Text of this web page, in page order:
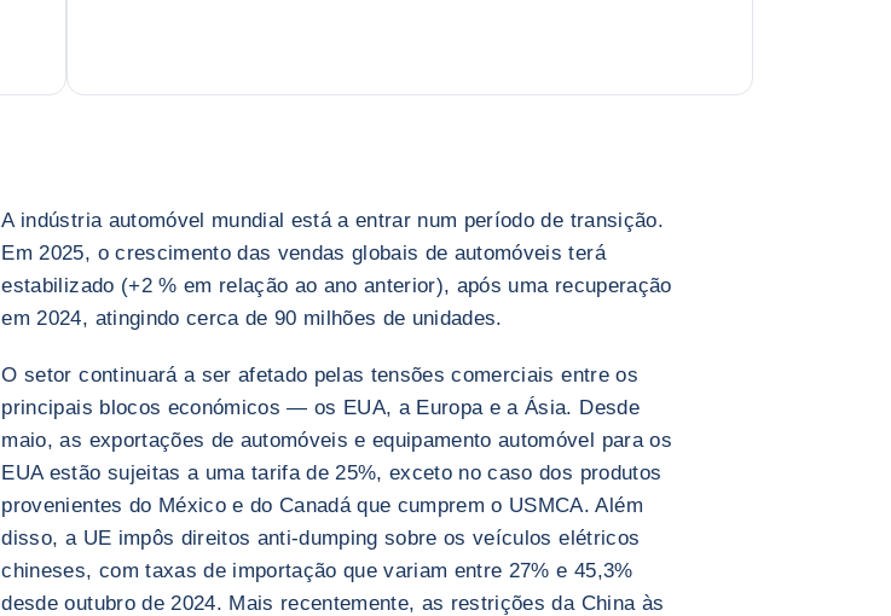
A indústria automóvel mundial está a entrar num período de transição.
Em 2025, o crescimento das vendas globais de automóveis terá
estabilizado (+2 % em relação ao ano anterior), após uma recuperação
em 2024, atingindo cerca de 90 milhões de unidades.
O setor continuará a ser afetado pelas tensões comerciais entre os
principais blocos económicos — os EUA, a Europa e a Ásia. Desde
maio, as exportações de automóveis e equipamento automóvel para os
EUA estão sujeitas a uma tarifa de 25%, exceto no caso dos produtos
provenientes do México e do Canadá que cumprem o USMCA. Além
disso, a UE impôs direitos anti-dumping sobre os veículos elétricos
chineses, com taxas de importação que variam entre 27% e 45,3%
desde outubro de 2024. Mais recentemente, as restrições da China às